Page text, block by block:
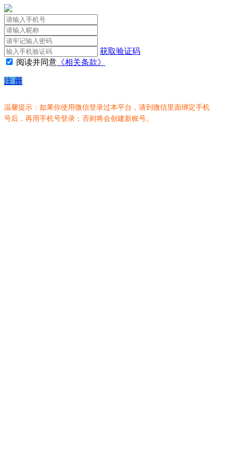
获取验证码
阅读并同意 《相关条款》
注 册
温馨提示：如果你使用微信登录过本平台，请到微信里面绑定手机
号后，再用手机号登录；否则将会创建新账号。